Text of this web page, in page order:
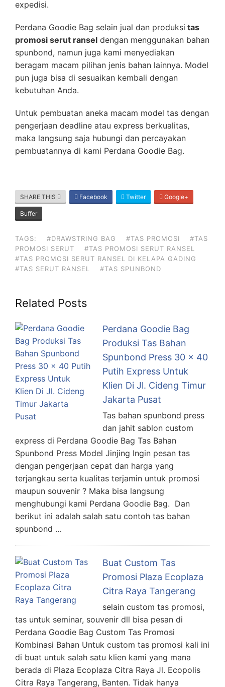
expedisi.
Perdana Goodie Bag selain jual dan produksi tas
promosi serut ransel dengan menggunakan bahan
spunbond, namun juga kami menyediakan
beragam macam pilihan jenis bahan lainnya. Model
pun juga bisa di sesuaikan kembali dengan
kebutuhan Anda.
Untuk pembuatan aneka macam model tas dengan
pengerjaan deadline atau express berkualitas,
maka langsung saja hubungi dan percayakan
pembuatannya di kami Perdana Goodie Bag.
SHARE THIS Facebook Twitter Google+
Buffer
TAGS: #DRAWSTRING BAG #TAS PROMOSI
#TAS
PROMOSI SERUT
#TAS PROMOSI SERUT RANSEL
#TAS PROMOSI SERUT RANSEL DI KELAPA GADING
#TAS SERUT RANSEL
#TAS SPUNBOND
Related Posts
Perdana Goodie Bag
Produksi Tas Bahan
Spunbond Press 30 x 40
Putih Express Untuk
Klien Di Jl. Cideng Timur
Jakarta Pusat
Tas bahan spunbond press
dan jahit sablon custom
express di Perdana Goodie Bag Tas Bahan
Spunbond Press Model Jinjing Ingin pesan tas
dengan pengerjaan cepat dan harga yang
terjangkau serta kualitas terjamin untuk promosi
maupun souvenir ? Maka bisa langsung
menghubungi kami Perdana Goodie Bag. Dan
berikut ini adalah salah satu contoh tas bahan
spunbond …
Buat Custom Tas
Promosi Plaza Ecoplaza
Citra Raya Tangerang
selain custom tas promosi,
tas untuk seminar, souvenir dll bisa pesan di
Perdana Goodie Bag Custom Tas Promosi
Kombinasi Bahan Untuk custom tas promosi kali ini
di buat untuk salah satu klien kami yang mana
berada di Plaza Ecoplaza Citra Raya Jl. Ecopolis
Citra Raya Tangerang, Banten. Tidak hanya